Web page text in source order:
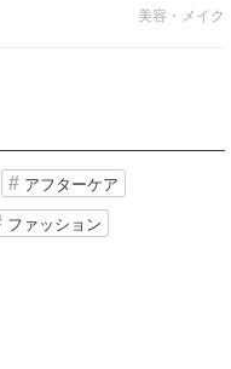
美容・メイク
アフターケア
ファッション